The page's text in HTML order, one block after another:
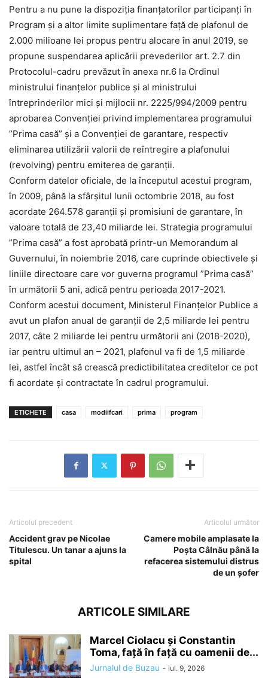
Pentru a nu pune la dispoziția finanțatorilor participanți în
Program și a altor limite suplimentare faţă de plafonul de
2.000 milioane lei propus pentru alocare în anul 2019, se
propune suspendarea aplicării prevederilor art. 2.7 din
Protocolul-cadru prevăzut în anexa nr.6 la Ordinul
ministrului finanțelor publice şi al ministrului
întreprinderilor mici şi mijlocii nr. 2225/994/2009 pentru
aprobarea Convenției privind implementarea programului
”Prima casă” şi a Convenției de garantare, respectiv
eliminarea utilizării valorii de reîntregire a plafonului
(revolving) pentru emiterea de garanții.
Conform datelor oficiale, de la începutul acestui program,
în 2009, până la sfârșitul lunii octombrie 2018, au fost
acordate 264.578 garanții şi promisiuni de garantare, în
valoare totală de 23,40 miliarde lei. Strategia programului
”Prima casă” a fost aprobată printr-un Memorandum al
Guvernului, în noiembrie 2016, care cuprinde obiectivele şi
liniile directoare care vor guverna programul ”Prima casă”
în următorii 5 ani, adică pentru perioada 2017-2021.
Conform acestui document, Ministerul Finanțelor Publice a
avut un plafon anual de garanții de 2,5 miliarde lei pentru
2017, câte 2 miliarde lei pentru următorii ani (2018-2020),
iar pentru ultimul an – 2021, plafonul va fi de 1,5 miliarde
lei, astfel încât să crească predictibilitatea creditelor ce pot
fi acordate şi contractate în cadrul programului.
ETICHETE casa modiifcari prima program
Articolul precedent
Accident grav pe Nicolae
Titulescu. Un tanar a ajuns la
spital
Articolul următor
Camere mobile amplasate la
Poșta Câlnău până la
refacerea sistemului distrus
de un şofer
ARTICOLE SIMILARE
Marcel Ciolacu și Constantin
Toma, față în față cu oamenii de...
Jurnalul de Buzau - iul. 9, 2026